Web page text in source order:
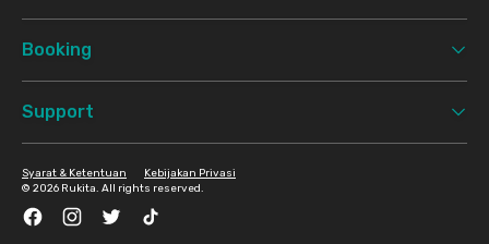
Booking
Support
© 2026 Rukita. All rights reserved.
Syarat & Ketentuan Kebijakan Privasi
FacebookInstagramTwitter TikTok